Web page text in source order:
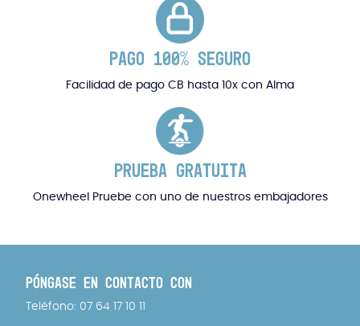
PAGO 100% SEGURO
Facilidad de pago CB hasta 10x con Alma
PRUEBA GRATUITA
Onewheel Pruebe con uno de nuestros embajadores
PÓNGASE EN CONTACTO CON
Teléfono: 07 64 17 10 11